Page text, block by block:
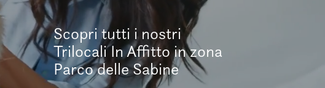
Scopri tutti i nostri
Trilocali In Affitto in zona
Parco delle Sabine